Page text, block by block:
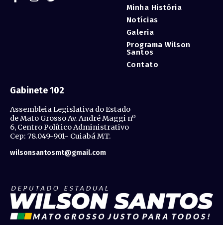
Gabinete 102
Assembleia Legislativa do Estado
de Mato Grosso Av. André Maggi nº
6, Centro Político Administrativo
Cep: 78.049-901- Cuiabá MT.
wilsonsantosmt@gmail.com
Minha História
Notícias
Galeria
Programa Wilson
Santos
Contato